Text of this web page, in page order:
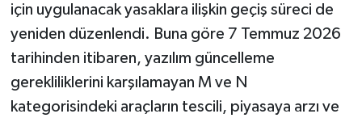
için uygulanacak yasaklara ilişkin geçiş süreci de
yeniden düzenlendi. Buna göre 7 Temmuz 2026
tarihinden itibaren, yazılım güncelleme
gerekliliklerini karşılamayan M ve N
kategorisindeki araçların tescili, piyasaya arzı ve